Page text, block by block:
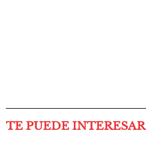
TE PUEDE INTERESAR